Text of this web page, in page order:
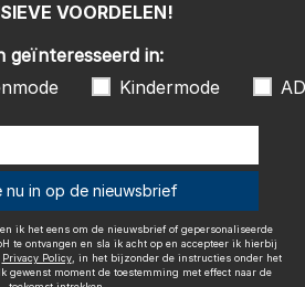
Herenmode
ben ik het eens om de nieuwsbrief of
van de SCHIESSER GmbH te ontvangen en
ik hierbij ook de instructies en uitleg in de
de instructies onder het item
bezorgen met
VOORDELEN!
geïnteresseerd in:
Kindermode
nu in op de nieuwsbrief
ik het eens om de nieuwsbrief of gepersonaliseerde
te ontvangen en sla ik acht op en accepteer ik hierbij
Privacy Policy, in het bijzonder de instructies onder het
gewenst moment de toestemming met effect naar de